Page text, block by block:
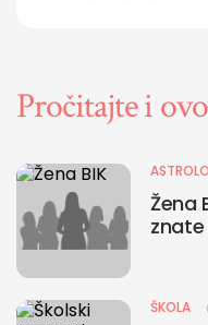
Pročitajte i ovo
Žena
ŠKOLA